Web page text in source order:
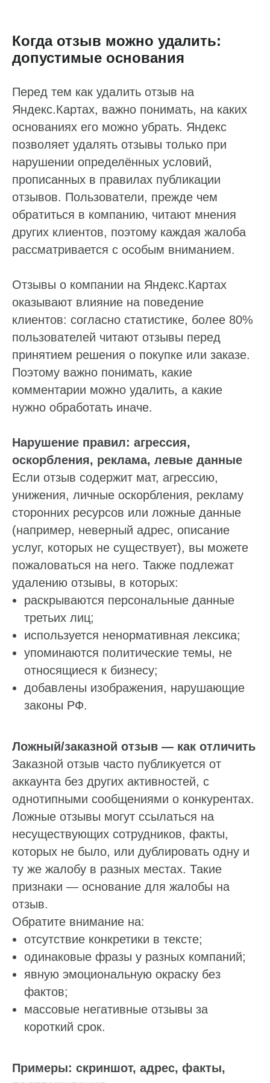
Когда отзыв можно удалить:
допустимые основания
Перед тем как удалить отзыв на
Яндекс.Картах, важно понимать, на каких
основаниях его можно убрать. Яндекс
позволяет удалять отзывы только при
нарушении определённых условий,
прописанных в правилах публикации
отзывов. Пользователи, прежде чем
обратиться в компанию, читают мнения
других клиентов, поэтому каждая жалоба
рассматривается с особым вниманием.
Отзывы о компании на Яндекс.Картах
оказывают влияние на поведение
клиентов: согласно статистике, более 80%
пользователей читают отзывы перед
принятием решения о покупке или заказе.
Поэтому важно понимать, какие
комментарии можно удалить, а какие
нужно обработать иначе.
Нарушение правил: агрессия,
оскорбления, реклама, левые данные
Если отзыв содержит мат, агрессию,
унижения, личные оскорбления, рекламу
сторонних ресурсов или ложные данные
(например, неверный адрес, описание
услуг, которых не существует), вы можете
пожаловаться на него. Также подлежат
удалению отзывы, в которых:
раскрываются персональные данные
третьих лиц;
используется ненормативная лексика;
упоминаются политические темы, не
относящиеся к бизнесу;
добавлены изображения, нарушающие
законы РФ.
Ложный/заказной отзыв — как отличить
Заказной отзыв часто публикуется от
аккаунта без других активностей, с
однотипными сообщениями о конкурентах.
Ложные отзывы могут ссылаться на
несуществующих сотрудников, факты,
которых не было, или дублировать одну и
ту же жалобу в разных местах. Такие
признаки — основание для жалобы на
отзыв.
Обратите внимание на:
отсутствие конкретики в тексте;
одинаковые фразы у разных компаний;
явную эмоциональную окраску без
фактов;
массовые негативные отзывы за
короткий срок.
Примеры: скриншот, адрес, факты,